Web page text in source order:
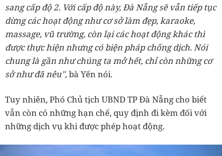
sang cấp độ 2. Với cấp độ này, Đà Nẵng sẽ vẫn tiếp tục
dừng các hoạt động như cơ sở làm đẹp, karaoke,
massage, vũ trường, còn lại các hoạt động khác thì
được thực hiện nhưng có biện pháp chống dịch. Nói
chung là gần như chúng ta mở hết, chỉ còn những cơ
sở như đã nêu",bà Yến nói.
Tuy nhiên, Phó Chủ tịch UBND TP Đà Nẵng cho biết
vẫn còn có những hạn chế, quy định đi kèm đối với
những dịch vụ khi được phép hoạt động.